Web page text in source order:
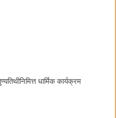
धार्मिक कार्यक्रम